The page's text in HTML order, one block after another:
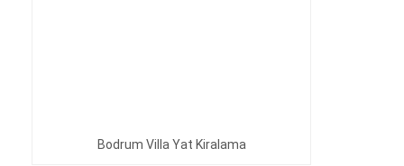
Bodrum Villa Yat Kiralama